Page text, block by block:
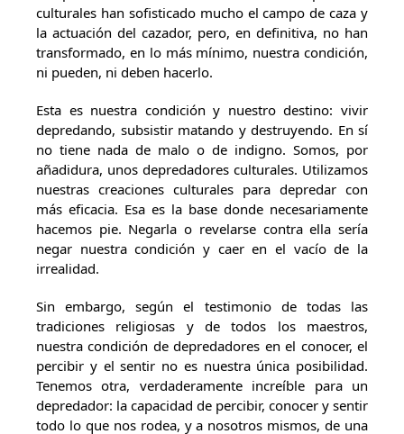
culturales han sofisticado mucho el campo de caza y
la actuación del cazador, pero, en definitiva, no han
transformado, en lo más mínimo, nuestra condición,
ni pueden, ni deben hacerlo.
Esta es nuestra condición y nuestro destino: vivir
depredando, subsistir matando y destruyendo. En sí
no tiene nada de malo o de indigno. Somos, por
añadidura, unos depredadores culturales. Utilizamos
nuestras creaciones culturales para depredar con
más eficacia. Esa es la base donde necesariamente
hacemos pie. Negarla o revelarse contra ella sería
negar nuestra condición y caer en el vacío de la
irrealidad.
Sin embargo, según el testimonio de todas las
tradiciones religiosas y de todos los maestros,
nuestra condición de depredadores en el conocer, el
percibir y el sentir no es nuestra única posibilidad.
Tenemos otra, verdaderamente increíble para un
depredador: la capacidad de percibir, conocer y sentir
todo lo que nos rodea, y a nosotros mismos, de una